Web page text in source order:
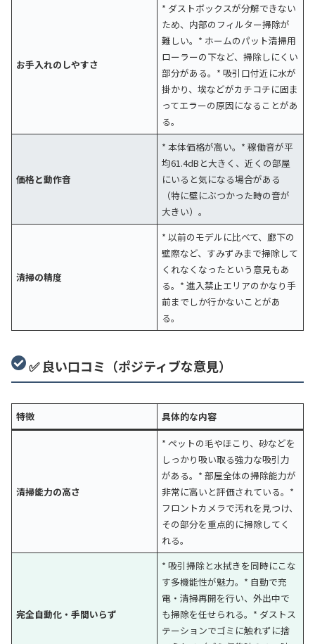
お手入れのしやすさ
* ダストボックスが分解できない
ため、内部のフィルター掃除が
難しい。* ホームのパット清掃用
ローラーの下など、掃除しにくい
部分がある。* 吸引口付近に水が
掛かり、埃などがカチコチに固ま
ってエラーの原因になることがあ
る。
価格と動作音
* 本体価格が高い。* 稼働音が平
均61.4dBと大きく、近くの部屋
にいると気になる場合がある
（特に壁にぶつかった時の音が
大きい）。
清掃の精度
* 以前のモデルに比べて、廊下の
壁際など、すみずみまで掃除して
くれなくなったという意見もあ
る。* 進入禁止エリアのかなり手
前までしか行かないことがあ
る。
✅ 良い口コミ（ポジティブな意見）
特徴 具体的な内容
清掃能力の高さ
* ペットの毛やほこり、砂などを
しっかり吸い取る強力な吸引力
がある。* 部屋全体の掃除能力が
非常に高いと評価されている。*
フロントカメラで汚れを見つけ、
その部分を重点的に掃除してく
れる。
完全自動化・手間いらず
* 吸引掃除と水拭きを同時にこな
す多機能性が魅力。* 自動で充
電・清掃再開を行い、外出中で
も掃除を任せられる。* ダストス
テーションでゴミに触れずに捨